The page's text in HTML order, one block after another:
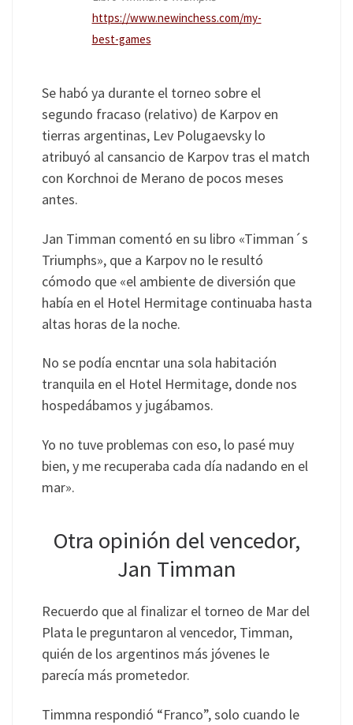
https://www.newinchess.com/my-
best-games
Se habó ya durante el torneo sobre el
segundo fracaso (relativo) de Karpov en
tierras argentinas, Lev Polugaevsky lo
atribuyó al cansancio de Karpov tras el match
con Korchnoi de Merano de pocos meses
antes.
Jan Timman comentó en su libro «Timman´s
Triumphs», que a Karpov no le resultó
cómodo que «el ambiente de diversión que
había en el Hotel Hermitage continuaba hasta
altas horas de la noche.
No se podía encntar una sola habitación
tranquila en el Hotel Hermitage, donde nos
hospedábamos y jugábamos.
Yo no tuve problemas con eso, lo pasé muy
bien, y me recuperaba cada día nadando en el
mar».
Otra opinión del vencedor,
Jan Timman
Recuerdo que al finalizar el torneo de Mar del
Plata le preguntaron al vencedor, Timman,
quién de los argentinos más jóvenes le
parecía más prometedor.
Timmna respondió “Franco”, solo cuando le